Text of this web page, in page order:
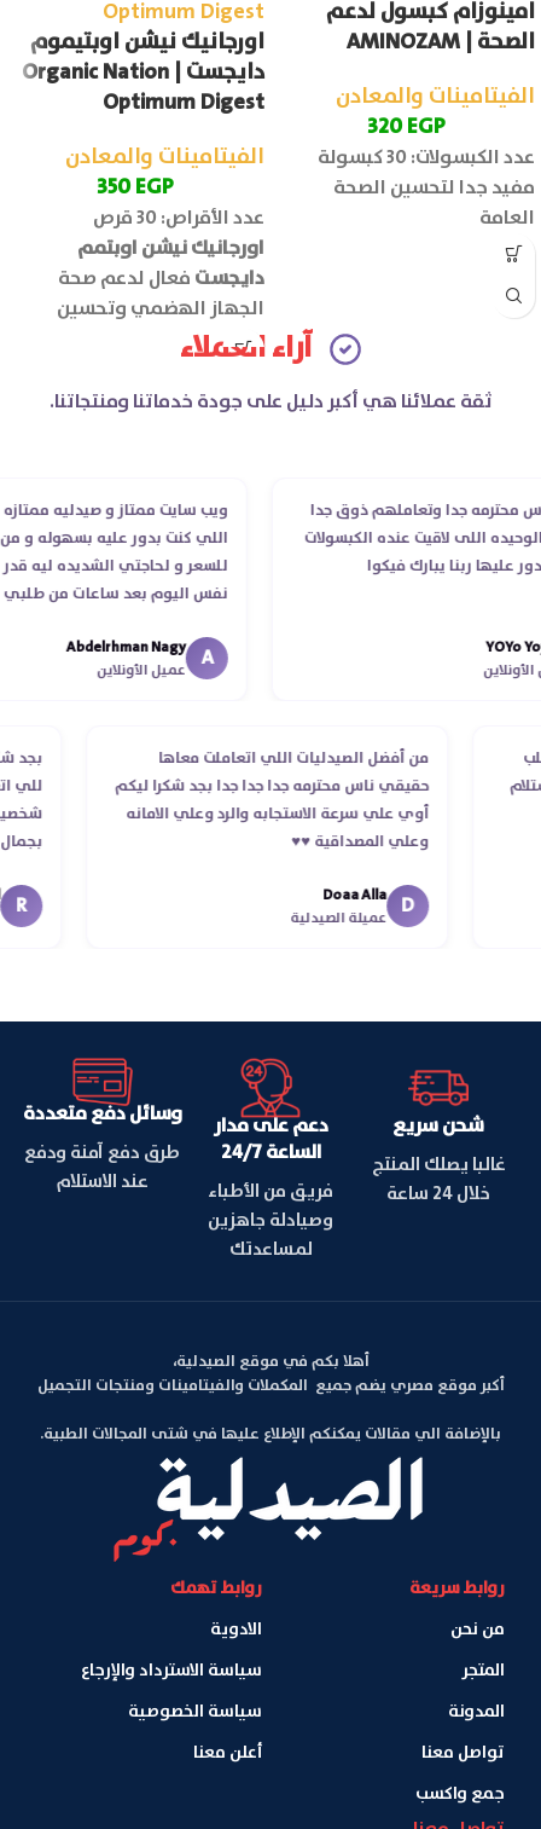
امينوزام كبسول لدعم
الصحة | AMINOZAM
الفيتامينات والمعادن
320EGP
عدد الكبسولات: 30 كبسولة
مفيد جدا لتحسين الصحة
العامة
اورجانيك نيشن اوبتيموم
دايجست | Organic Nation
Optimum Digest
الفيتامينات والمعادن
350EGP
عدد الأقراص: 30 قرص
اورجانيك نيشن اوبتمم
دايجستفعال لدعم صحة
الجهاز الهضمي وتحسين
كفاءة الهضم ويقلل اضطرابات
والغازات.
آراء العملاء
ثقة عملائنا هي أكبر دليل على جودة خدماتنا ومنتجاتنا.
جدا وتعاملهم ذوق جدا
اللى لاقيت عنده الكبسولات
ربنا يبارك فيكوا
ويب سايت ممتاز و صيدليه ممتازه
اللي كنت بدور عليه بسهوله و من
للسعر و لحاجتي الشديده ليه قدر
نفس اليوم بعد ساعات من طلبي و
انتهاء موعد عمله ..فضل يتابع معايا
استلمت ..شكرا جزيلا ليكم
Abdelrhman Nagy
عميل الأونلاين
من أفضل الصيدليات اللي اتعاملت معاها
حقيقي ناس محترمه جدا جدا جدا بجد شكرا ليكم
أوي علي سرعة الاستجابه والرد وعلي الامانه
وعلي المصداقية ♥️♥️‏
D
Doaa Alla
عميلة الصيدلية
شحن سريع
غالبا يصلك المنتج
خلال 24 ساعة
دعم على مدار
الساعة 24/7
فريق من الأطباء
وصيادلة جاهزين
لمساعدتك
وسائل دفع متعددة
طرق دفع آمنة ودفع
عند الاستلام
أهلا بكم في موقع الصيدلية،
أكبر موقع مصري يضم جميع المكملات والفيتامينات ومنتجات التجميل
بالإضافة الي مقالات يمكنكم الإطلاع عليها في شتى المجالات الطبية.
روابط سريعة
من نحن
المتجر
المدونة
تواصل معنا
جمع واكسب
روابط تهمك
الادوية
سياسة الاسترداد والإرجاع
سياسة الخصوصية
أعلن معنا